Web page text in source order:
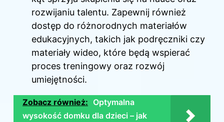
rozwijaniu talentu. Zapewnij również
dostęp do różnorodnych materiałów
edukacyjnych, takich jak podręczniki czy
materiały wideo, które będą wspierać
proces treningowy oraz rozwój
umiejętności.
Zobacz również: Optymalna
wysokość domku dla dzieci – jak